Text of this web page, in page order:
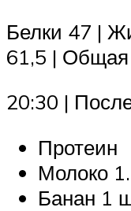
Белки 47 |
61,5 | Общая
20:30 |
Протеин
Молоко
Банан 1